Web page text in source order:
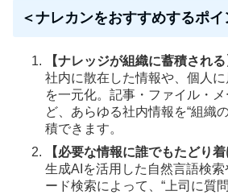
＜ナレカンをおすすめするポイ
【ナレッジが組織に蓄積される
社内に散在した情報や、個人
を一元化。記事・ファイル・
ど、あらゆる社内情報を“組織
積できます。
【必要な情報に誰でもたどり着
生成AIを活用した自然言語検
ード検索によって、“上司に質